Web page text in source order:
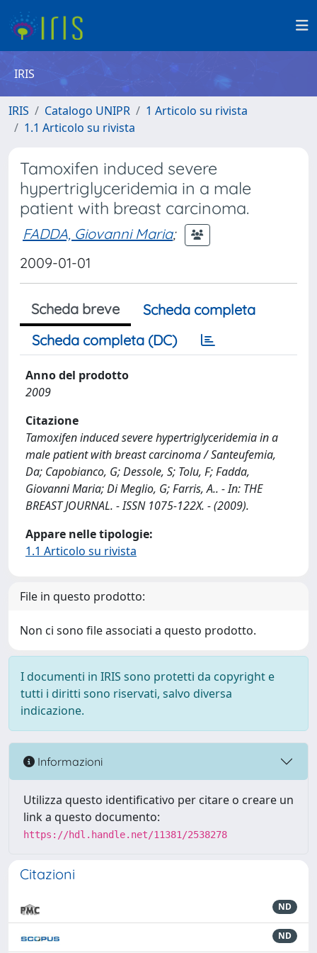
IRIS
IRIS Catalogo UNIPR
1 Articolo su rivista
1.1 Articolo su rivista
Tamoxifen induced severe
hypertriglyceridemia in a male
patient with breast carcinoma.
FADDA, Giovanni Maria;
2009-01-01
Scheda breve
Scheda completa
Scheda completa (DC)
Anno del prodotto
2009
Citazione
Tamoxifen induced severe hypertriglyceridemia in a
male patient with breast carcinoma / Santeufemia,
Da; Capobianco, G; Dessole, S; Tolu, F; Fadda,
Giovanni Maria; Di Meglio, G; Farris, A.. - In: THE
BREAST JOURNAL. - ISSN 1075-122X. - (2009).
Appare nelle tipologie:
1.1 Articolo su rivista
File in questo prodotto:
Non ci sono file associati a questo prodotto.
I documenti in IRIS sono protetti da copyright e
tutti i diritti sono riservati, salvo diversa
indicazione.
Informazioni
Utilizza questo identificativo per citare o creare un
link a questo documento:
https://hdl.handle.net/11381/2538278
Citazioni
ND
ND